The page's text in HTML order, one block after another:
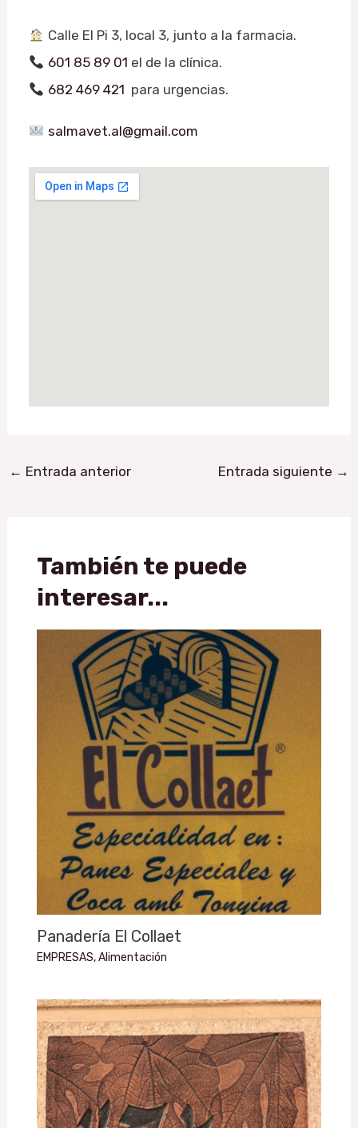
Calle El Pi 3, local 3, junto a la farmacia.
601 85 89 01 el de la clínica.
682 469 421 para urgencias.
salmavet.al@gmail.com
← Entrada anterior Entrada siguiente →
También te puede
interesar...
Panadería El Collaet
EMPRESAS,Alimentación